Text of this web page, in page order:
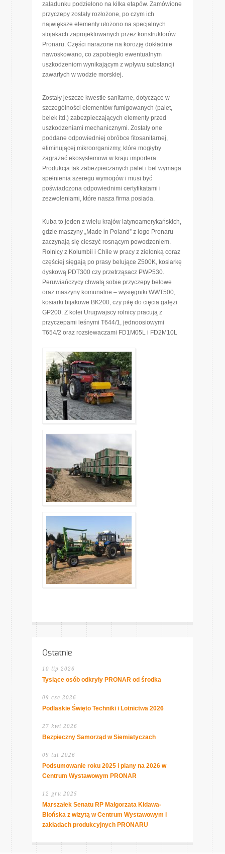
załadunku podzielono na kilka etapów. Zamówione
przyczepy zostały rozłożone, po czym ich
największe elementy ułożono na specjalnych
stojakach zaprojektowanych przez konstruktorów
Pronaru. Części narażone na korozję dokładnie
nawoskowano, co zapobiegło ewentualnym
uszkodzeniom wynikającym z wpływu substancji
zawartych w wodzie morskiej.
Zostały jeszcze kwestie sanitarne, dotyczące w
szczególności elementów fumigowanych (palet,
belek itd.) zabezpieczających elementy przed
uszkodzeniami mechanicznymi. Zostały one
poddane odpowiedniej obróbce fitosanitarnej,
eliminującej mikroorganizmy, które mogłyby
zagrażać ekosystemowi w kraju importera.
Produkcja tak zabezpieczanych palet i bel wymaga
spełnienia szeregu wymogów i musi być
poświadczona odpowiednimi certyfikatami i
zezwoleniami, które nasza firma posiada.
Kuba to jeden z wielu krajów latynoamerykańskich,
gdzie maszyny „Made in Poland” z logo Pronaru
zaczynają się cieszyć rosnącym powodzeniem.
Rolnicy z Kolumbii i Chile w pracy z zielonką coraz
częściej sięgają po prasy belujące Z500K, kosiarkę
dyskową PDT300 czy przetrząsacz PWP530.
Peruwiańczycy chwalą sobie przyczepy belowe
oraz maszyny komunalne – wysięgniki WWT500,
kosiarki bijakowe BK200, czy piłę do cięcia gałęzi
GP200. Z kolei Urugwajscy rolnicy pracują z
przyczepami leśnymi T644/1, jednoosiowymi
T654/2 oraz rozsiewaczami FD1M05L i FD2M10L
Ostatnie
10 lip 2026
Tysiące osób odkryły PRONAR od środka
09 cze 2026
Podlaskie Święto Techniki i Lotnictwa 2026
27 kwi 2026
Bezpieczny Samorząd w Siemiatyczach
09 lut 2026
Podsumowanie roku 2025 i plany na 2026 w
Centrum Wystawowym PRONAR
12 gru 2025
Marszałek Senatu RP Małgorzata Kidawa-
Błońska z wizytą w Centrum Wystawowym i
zakładach produkcyjnych PRONARU